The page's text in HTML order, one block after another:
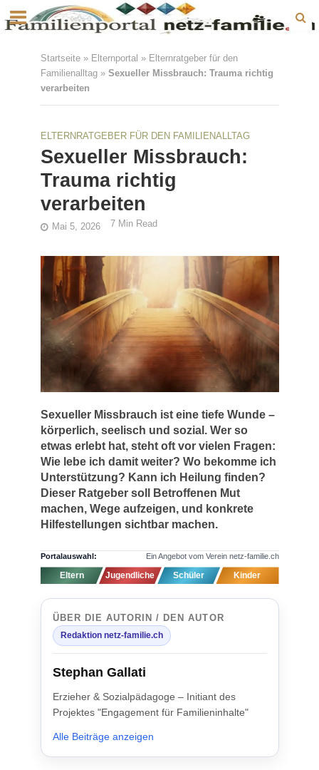
Startseite» Elternportal » Elternratgeber für den
Familienalltag» Sexueller Missbrauch: Trauma richtig
verarbeiten
ELTERNRATGEBER FÜR DEN FAMILIENALLTAG
Sexueller Missbrauch:
Trauma richtig
verarbeiten
Mai 5, 2026 7 Min Read
Sexueller Missbrauch ist eine tiefe Wunde –
körperlich, seelisch und sozial. Wer so
etwas erlebt hat, steht oft vor vielen Fragen:
Wie lebe ich damit weiter? Wo bekomme ich
Unterstützung? Kann ich Heilung finden?
Dieser Ratgeber soll Betroffenen Mut
machen, Wege aufzeigen, und konkrete
Hilfestellungen sichtbar machen.
Portalauswahl: Ein Angebot vom Verein netz-familie.ch
Eltern Jugendliche Schüler Kinder
ÜBER DIE AUTORIN / DEN AUTOR
Redaktion netz-familie.ch
Stephan Gallati
Erzieher & Sozialpädagoge – Initiant des
Projektes "Engagement für Familieninhalte"
Alle Beiträge anzeigen